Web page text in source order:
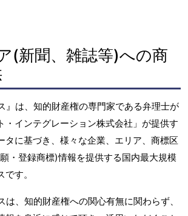
(新聞、雑誌等)への商
』は、知的財産権の専門家である弁理士が
・インテグレーション株式会社」が提供す
タに基づき、様々な企業、エリア、商標区
・登録商標)情報を提供する国内最大規模
す。
は、知的財産権への関心有無に関わらず、